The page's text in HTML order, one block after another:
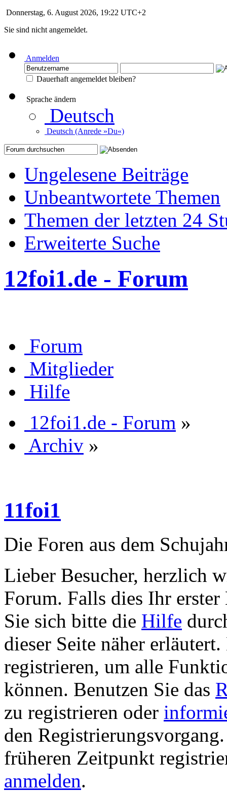
Donnerstag, 6. August 2026, 19:22 UTC+2
Sie sind nicht angemeldet.
Anmelden
Dauerhaft angemeldet bleiben?
Sprache ändern
Deutsch
Deutsch (Anrede »Du«)
Ungelesene Beiträge
Unbeantwortete Themen
Themen der letzten 24
Erweiterte Suche
12foi1.de - Forum
Forum
Mitglieder
Hilfe
12foi1.de - Forum »
Archiv »
11foi1
Die Foren aus dem
Lieber Besucher, herzlich
Forum. Falls dies Ihr erster
Sie sich bitte die Hilfe
dieser Seite näher
registrieren, um alle
können. Benutzen Sie das
zu registrieren oder
den
früheren Zeitpunkt
anmelden.